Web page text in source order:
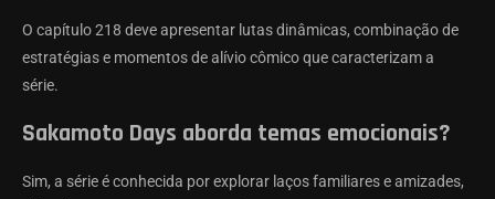
O capítulo 218 deve apresentar lutas dinâmicas, combinação de
estratégias e momentos de alívio cômico que caracterizam a
série.
Sakamoto Days aborda temas emocionais?
Sim, a série é conhecida por explorar laços familiares e amizades,